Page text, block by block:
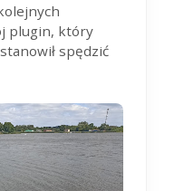
plugin, który
spędzić